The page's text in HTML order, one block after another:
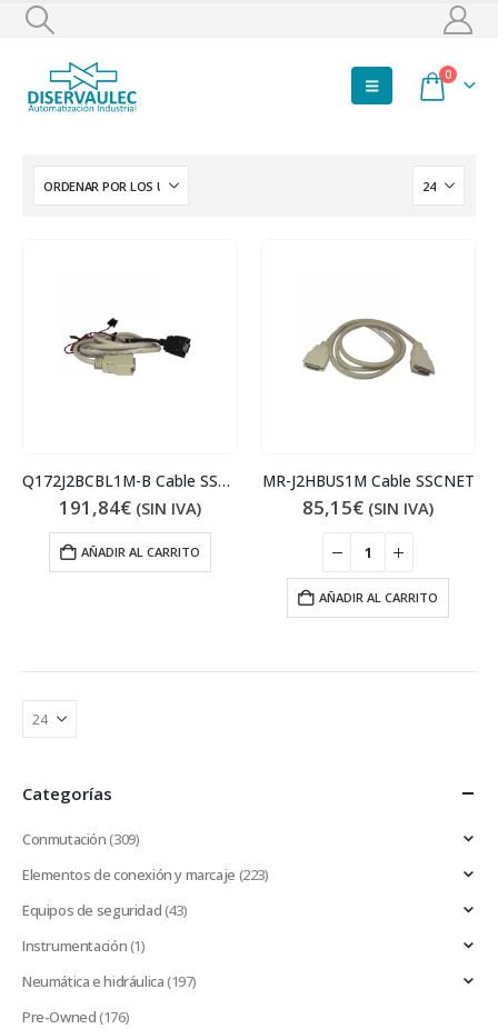
0
Q172J2BCBL1M-B Cable SSCNET
191,84€ (SIN IVA)
AÑADIR AL CARRITO
MR-J2HBUS1M Cable SSCNET
85,15€ (SIN IVA)
AÑADIR AL CARRITO
Categorías
Conmutación(309)
Elementos de conexión y marcaje (223)
Equipos de seguridad(43)
Instrumentación(1)
Neumática e hidráulica(197)
Pre-Owned(176)